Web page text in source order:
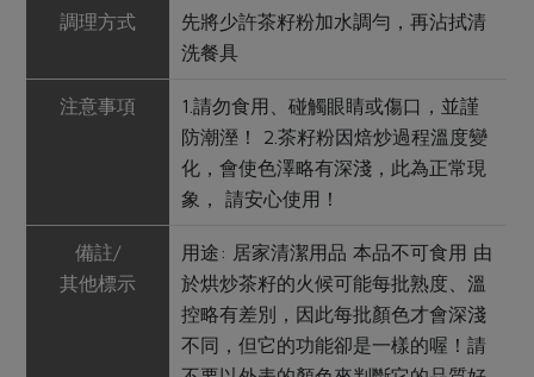
調理方式
先將少許茶籽粉加水調勻，再沾拭清
洗餐具
注意事項
1.請勿食用、碰觸眼睛或傷口，並謹
防潮溼！ 2.茶籽粉因焙炒過程溫度變
化，會使色澤略有深淺，此為正常現
象， 請安心使用！
備註/
其他標示
用途: 居家清潔用品 本品不可食用 由
於烘炒茶籽的火候可能每批熟度、溫
控略有差別，因此每批顏色才會深淺
不同，但它的功能卻是一樣的喔！請